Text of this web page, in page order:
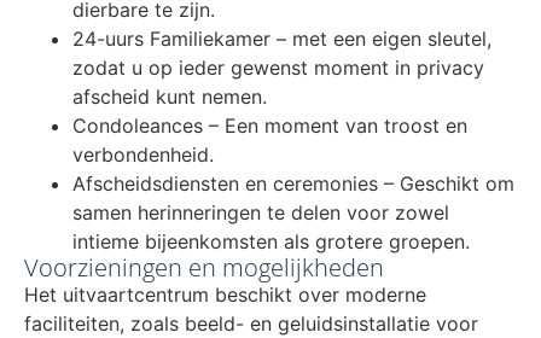
dierbare te zijn.
24-uurs Familiekamer – met een eigen sleutel,
zodat u op ieder gewenst moment in privacy
afscheid kunt nemen.
Condoleances – Een moment van troost en
verbondenheid.
Afscheidsdiensten en ceremonies – Geschikt om
samen herinneringen te delen voor zowel
intieme bijeenkomsten als grotere groepen.
Voorzieningen en mogelijkheden
Het uitvaartcentrum beschikt over moderne
faciliteiten, zoals beeld- en geluidsinstallatie voor